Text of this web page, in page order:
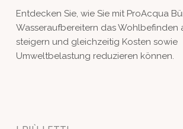
Entdecken Sie, wie Sie mit ProAcqua
Wasseraufbereitern das Wohlbefinden
steigern und gleichzeitig Kosten sowie
Umweltbelastung reduzieren können.